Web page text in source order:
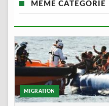
MÊME CATÉGORIE
MIGRATION